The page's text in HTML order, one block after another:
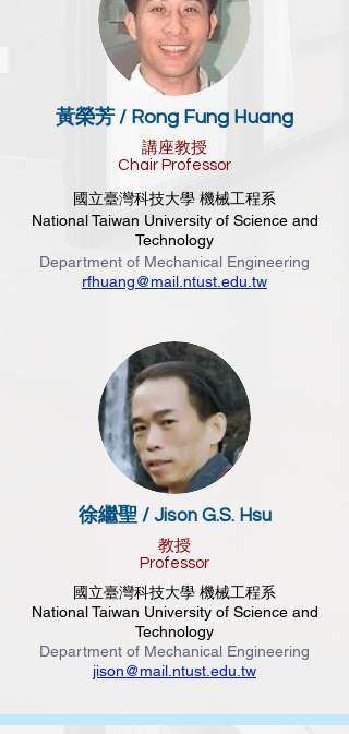
黃榮芳 / Rong Fung Huang
講座教授
Chair Professor
國立臺灣科技大學 機械工程系
National Taiwan University of Science and
Technology
Department of Mechanical Engineering
rfhuang@mail.ntust.edu.tw
徐繼聖 / Jison G.S. Hsu
教授
Professor
國立臺灣科技大學 機械工程系
National Taiwan University of Science and
Technology
Department of Mechanical Engineering
jison@mail.ntust.edu.tw